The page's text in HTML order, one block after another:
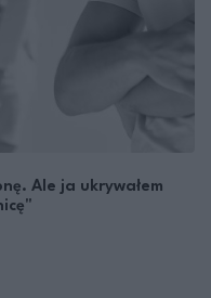
Ale ja ukrywałem